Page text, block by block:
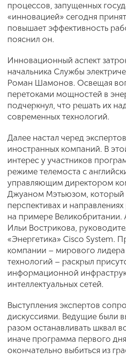
процессов, запущенных
«инновацией» сегодня
повышает эффективность
пояснил он.
Инновационный аспект
начальника Службы
Роман Шамонов. Освещая
перетоками мощностей в
подчеркнул, что решать их
современных технологий.
Далее настал черед
иностранных компаний. В
интерес у участников
режиме телемоста с
управляющим директором
Джуаном Мэтьюзом, который
перспективах и
на примере Великобритании.
Ильи Вострикова,
«Энергетика» Cisco System.
компании – мирового лидера
технологий – раскрыл
информационной
интеллектуальных сетей.
Выступления экспертов
дискуссиями. Ведущие были
разом останавливать шквал
иначе программа первого
окончательно выбиться из